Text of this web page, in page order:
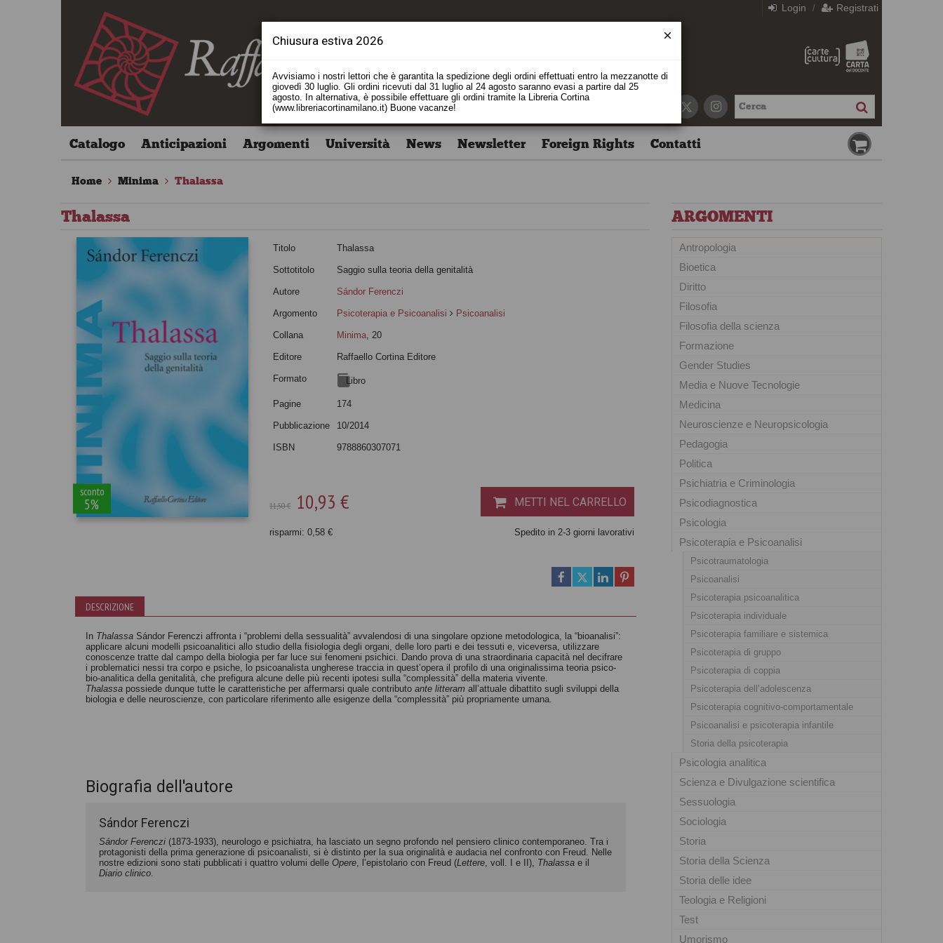
Login / Registrati
Catalogo Anticipazioni Argomenti Università News Newsletter Foreign Rights Contatti
Home Minima Thalassa
Thalassa
sconto
5%
Titolo Thalassa
Sottotitolo Saggio sulla teoria della genitalità
Autore Sándor Ferenczi
Argomento Psicoterapia e Psicoanalisi Psicoanalisi
Collana Minima, 20
Editore Raffaello Cortina Editore
Formato Libro
Pagine 174
Pubblicazione 10/2014
ISBN 9788860307071
11,50 € 10,93 € METTI NEL CARRELLO
risparmi: 0,58 € Spedito in 2-3 giorni lavorativi
DESCRIZIONE
In Thalassa Sándor Ferenczi affronta i “problemi della sessualità” avvalendosi di una singolare opzione metodologica, la “bioanalisi”:
applicare alcuni modelli psicoanalitici allo studio della fisiologia degli organi, delle loro parti e dei tessuti e, viceversa, utilizzare
conoscenze tratte dal campo della biologia per far luce sui fenomeni psichici. Dando prova di una straordinaria capacità nel decifrare
i problematici nessi tra corpo e psiche, lo psicoanalista ungherese traccia in quest’opera il profilo di una originalissima teoria psico-
bio-analitica della genitalità, che prefigura alcune delle più recenti ipotesi sulla “complessità” della materia vivente.
Thalassa possiede dunque tutte le caratteristiche per affermarsi quale contributo ante litteram all’attuale dibattito sugli sviluppi della
biologia e delle neuroscienze, con particolare riferimento alle esigenze della “complessità” più propriamente umana.
Biografia dell'autore
Sándor Ferenczi
Sándor Ferenczi (1873-1933), neurologo e psichiatra, ha lasciato un segno profondo nel pensiero clinico contemporaneo. Tra i
protagonisti della prima generazione di psicoanalisti, si è distinto per la sua originalità e audacia nel confronto con Freud. Nelle
nostre edizioni sono stati pubblicati i quattro volumi delle Opere, l’epistolario con Freud (Lettere, voll. I e II), Thalassa e il
Diario clinico.
ARGOMENTI
Antropologia
Bioetica
Diritto
Filosofia
Filosofia della scienza
Formazione
Gender Studies
Media e Nuove Tecnologie
Medicina
Neuroscienze e Neuropsicologia
Pedagogia
Politica
Psichiatria e Criminologia
Psicodiagnostica
Psicologia
Psicoterapia e Psicoanalisi
Psicotraumatologia
Psicoanalisi
Psicoterapia psicoanalitica
Psicoterapia individuale
Psicoterapia familiare e sistemica
Psicoterapia di gruppo
Psicoterapia di coppia
Psicoterapia dell’adolescenza
Psicoterapia cognitivo-comportamentale
Psicoanalisi e psicoterapia infantile
Storia della psicoterapia
Psicologia analitica
Scienza e Divulgazione scientifica
Sessuologia
Sociologia
Storia
Storia della Scienza
Storia delle idee
Teologia e Religioni
Test
Umorismo
Chiusura estiva 2026
Avvisiamo i nostri lettori che è garantita la spedizione degli ordini effettuati entro la mezzanotte di
giovedì 30 luglio. Gli ordini ricevuti dal 31 luglio al 24 agosto saranno evasi a partire dal 25
agosto. In alternativa, è possibile effettuare gli ordini tramite la Libreria Cortina
(www.libreriacortinamilano.it) Buone vacanze!